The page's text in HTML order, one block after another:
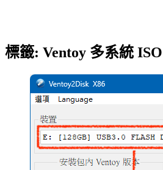
標籤: Ventoy 多系統